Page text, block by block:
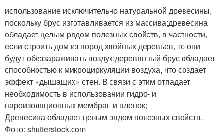
использование исключительно натуральной древесины,
поскольку брус изготавливается из массива;древесина
обладает целым рядом полезных свойств, в частности,
если строить дом из пород хвойных деревьев, то они
будут обеззараживать воздух;деревянный брус обладает
способностью к микроциркуляции воздуха, что создает
эффект «дышащих» стен. В связи с этим отпадает
необходимость в использовании гидро- и
пароизоляционных мембран и пленок;
Древесина обладает целым рядом полезных свойств.
Фото: shutterstock.com